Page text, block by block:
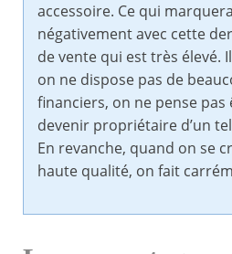
accessoire. Ce qui
négativement avec cette
de vente qui est très élevé.
on ne dispose pas de
financiers, on ne pense
devenir propriétaire d’un
En revanche, quand on se
haute qualité, on fait